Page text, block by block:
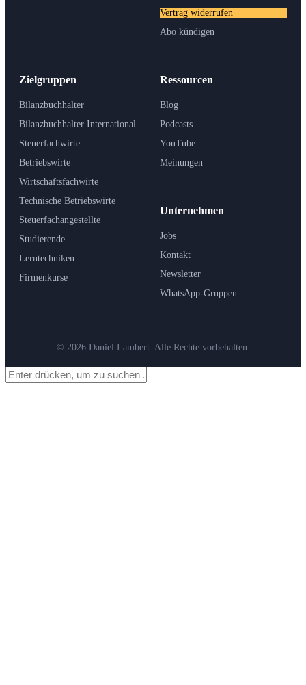
Zielgruppen
Bilanzbuchhalter
Bilanzbuchhalter International
Steuerfachwirte
Betriebswirte
Wirtschaftsfachwirte
Technische Betriebswirte
Steuerfachangestellte
Studierende
Lerntechniken
Firmenkurse
Ressourcen
Blog
Podcasts
YouTube
Meinungen
Unternehmen
Jobs
Kontakt
Newsletter
WhatsApp-Gruppen
Vertrag widerrufen
Abo kündigen
© 2026 Daniel Lambert. Alle Rechte vorbehalten.